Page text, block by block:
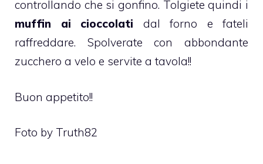
controllando che si gonfino. Tolgiete quindi i
muffin ai cioccolati dal forno e fateli
raffreddare. Spolverate con abbondante
zucchero a velo e servite a tavola!!
Buon appetito!!
Foto by Truth82